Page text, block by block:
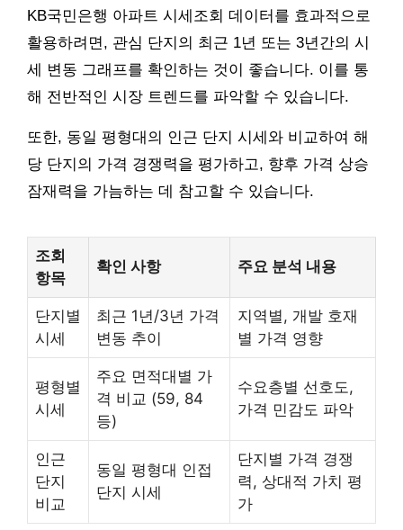
KB국민은행 아파트 시세조회 데이터를 효과적으로
활용하려면, 관심 단지의 최근 1년 또는 3년간의 시
세 변동 그래프를 확인하는 것이 좋습니다. 이를 통
해 전반적인 시장 트렌드를 파악할 수 있습니다.
또한, 동일 평형대의 인근 단지 시세와 비교하여 해
당 단지의 가격 경쟁력을 평가하고, 향후 가격 상승
잠재력을 가늠하는 데 참고할 수 있습니다.
조회
항목
확인 사항 주요 분석 내용
단지별
시세
최근 1년/3년 가격
변동 추이
지역별, 개발 호재
별 가격 영향
평형별
시세
주요 면적대별 가
격 비교 (59, 84
등)
수요층별 선호도,
가격 민감도 파악
인근
단지
비교
동일 평형대 인접
단지 시세
단지별 가격 경쟁
력, 상대적 가치 평
가